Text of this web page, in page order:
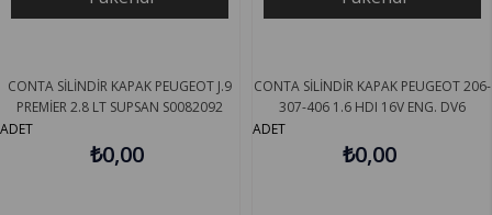
CONTA SİLİNDİR KAPAK PEUGEOT J.9
PREMİER 2.8 LT SUPSAN S0082092
ADET
₺0,00
CONTA SİLİNDİR KAPAK PEUGEOT 206-
307-406 1.6 HDI 16V ENG. DV6
ADET
₺0,00